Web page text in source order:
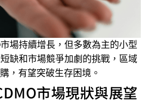
場持續增長，但多數為主的小型
缺和市場競爭加劇的挑戰，區域
，有望突破生存困境。
市場現狀與展望